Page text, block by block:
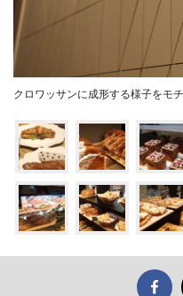
クロワッサンに成形する様子をモ